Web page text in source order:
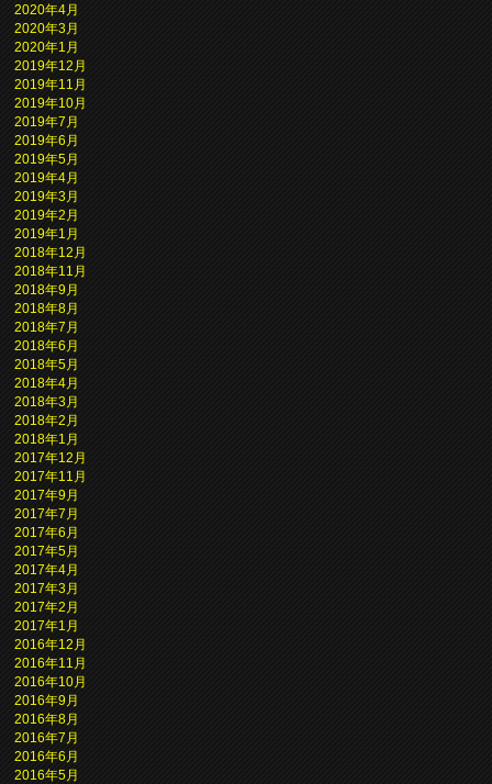
2020年4月
2020年3月
2020年1月
2019年12月
2019年11月
2019年10月
2019年7月
2019年6月
2019年5月
2019年4月
2019年3月
2019年2月
2019年1月
2018年12月
2018年11月
2018年9月
2018年8月
2018年7月
2018年6月
2018年5月
2018年4月
2018年3月
2018年2月
2018年1月
2017年12月
2017年11月
2017年9月
2017年7月
2017年6月
2017年5月
2017年4月
2017年3月
2017年2月
2017年1月
2016年12月
2016年11月
2016年10月
2016年9月
2016年8月
2016年7月
2016年6月
2016年5月